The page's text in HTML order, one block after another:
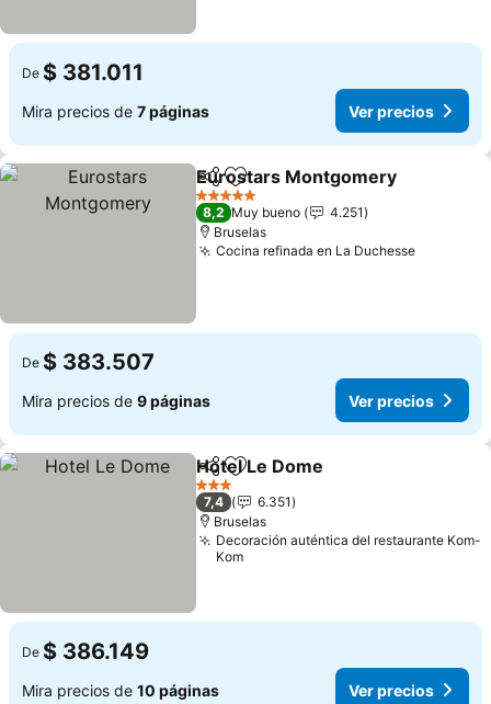
De $ 381.011
Mira precios de 7 páginas Ver precios
CompartirAgregar a favoritos
Eurostars Montgomery
5 Estrellas
8,2 Muy bueno
4.251
Bruselas
Cocina refinada en La Duchesse
De $ 383.507
Mira precios de 9 páginas Ver precios
CompartirAgregar a favoritos
Hotel Le Dome
3 Estrellas
7,4
6.351
Bruselas
Decoración auténtica del restaurante Kom-
Kom
De $ 386.149
Mira precios de 10 páginas Ver precios